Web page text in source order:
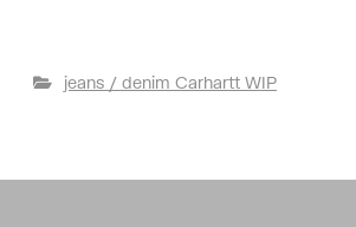
jeans / denim Carhartt WIP